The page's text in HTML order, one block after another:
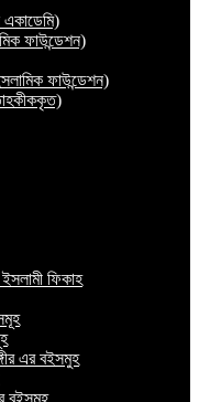
একাডেমি)
ফাউন্ডেশন)
ফাউন্ডেশন)
ফিকাহ
এর বইসমুহ
বইসমূহ